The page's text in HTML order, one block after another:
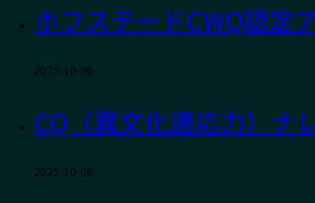
ホフステードCWQ認定
2025-10-06
CQ（異文化適応力）ナ
2025-10-06